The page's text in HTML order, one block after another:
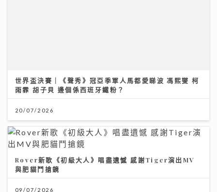
世界盃決賽｜《聲秀》冠亞季軍人馬都愛睇波 馮熙燮 柯
雨霏 胡子貝 邊個係西班牙鐵粉？
20/07/2026
Rover新歌《初級大人》唱盡遺憾 感謝Tiger演出MV
與肥貓鬥搶鏡
09/07/2026